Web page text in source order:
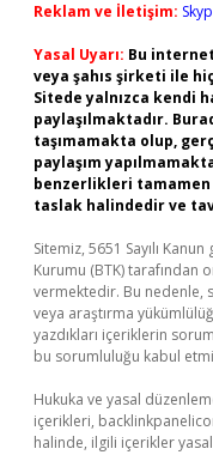
Reklam ve İletişim:
Yasal Uyarı: Bu
veya şahıs şirketi ile
Sitede yalnızca kendi
paylaşılmaktadır.
taşımamakta olup,
paylaşım
benzerlikleri
taslak halindedir ve
Sitemiz, 5651 Sayılı
Kurumu (BTK) tarafından
vermektedir. Bu nedenle,
veya araştırma
yazdıkları içeriklerin
bu sorumluluğu kabul
Hukuka ve yasal
içerikleri,
halinde, ilgili içerikler